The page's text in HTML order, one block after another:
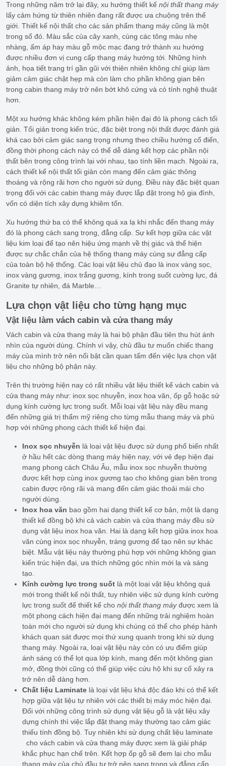
Trong những năm trở lại đây, xu hướng thiết kế nội thất thang máy
lấy cảm hứng từ thiên nhiên đang rất được ưa chuộng trên thế
giới. Thiết kế nội thất cho các sản phẩm thang máy cũng là một
trong số đó. Màu sắc của cây xanh, cùng các tông màu nhẹ
nhàng, ấm áp hay màu gỗ mộc mạc đang trở thành xu hướng
được nhiều đơn vị cung cấp thang máy hướng tới. Những hình
ảnh, họa tiết trang trí gần gũi với thiên nhiên không chỉ giúp làm
giảm cảm giác chật hẹp mà còn làm cho phần không gian bên
trong cabin thang máy trở nên bớt khô cứng và có tính nghệ thuật
hơn.
Một xu hướng khác không kém phần hiện đại đó là phong cách tối
giản. Tối giản trong kiến trúc, đặc biệt trong nội thất được đánh giá
khá cao bởi cảm giác sang trọng nhưng theo chiều hướng cổ điển,
đồng thời phong cách này có thể dễ dàng kết hợp các phần nội
thất bên trong công trình lại với nhau, tạo tính liền mạch. Ngoài ra,
cách thiết kế nội thất tối giản còn mang đến cảm giác thông
thoáng và rộng rãi hơn cho người sử dụng. Điều này đặc biệt quan
trọng đối với các cabin thang máy được lắp đặt trong hộ gia đình,
vốn có diện tích xây dựng khiêm tốn.
Xu hướng thứ ba có thể không quá xa lạ khi nhắc đến thang máy
đó là phong cách sang trọng, đẳng cấp. Sự kết hợp giữa các vật
liệu kim loại để tạo nên hiệu ứng mạnh về thị giác và thể hiện
được sự chắc chắn của hệ thống thang máy cùng sự đẳng cấp
của toàn bộ hệ thống. Các loại vật liệu chủ đạo là inox vàng sọc,
inox vàng gương, inox trắng gương, kính trong suốt cường lực, đá
Granite tự nhiên, đá Marble…
Lựa chọn vật liệu cho từng hạng mục
Vật liệu làm vách cabin và cửa thang máy
Vách cabin và cửa thang máy là hai bộ phận đầu tiên thu hút ánh
nhìn của người dùng. Chính vì vậy, chủ đầu tư muốn chiếc thang
máy của mình trở nên nổi bật cần quan tấm đến việc lựa chọn vật
liệu cho những bộ phận này.
Trên thị trường hiện nay có rất nhiều vật liệu thiết kế vách cabin và
cửa thang máy như: inox sọc nhuyễn, inox hoa văn, ốp gỗ hoặc sử
dụng kính cường lực trong suốt. Mỗi loại vật liệu này đều mang
đến những giá trị thẩm mỹ riêng cho từng mẫu thang máy và phù
hợp với những phong cách thiết kế hiện đại.
Inox sọc nhuyễn là loại vật liệu được sử dụng phổ biến nhất
ở hầu hết các dòng thang máy hiện nay, với vẻ đẹp hiện đại
mang phong cách Châu Âu, mẫu inox sọc nhuyễn thường
được kết hợp cùng inox gương tạo cho không gian bên trong
cabin được rộng rãi và mang đến cảm giác thoải mái cho
người dùng.
Inox hoa văn bao gồm hai dạng thiết kế cơ bản, một là dạng
thiết kế đồng bộ khi cả vách cabin và cửa thang máy đều sử
dụng vật liệu inox hoa văn. Hai là dạng kết hợp giữa inox hoa
văn cùng inox sọc nhuyễn, tráng gương để tạo nên sự khác
biệt. Mẫu vật liệu này thường phù hợp với những không gian
kiến trúc hiện đại, ưa thích những góc nhìn mới lạ và sáng
tạo.
Kính cường lực trong suốt là một loại vật liệu không quá
mới trong thiết kế nội thất, tuy nhiên việc sử dụng kính cường
lực trong suốt để thiết kế cho nội thất thang máyđược xem là
một phong cách hiện đại mang đến những trải nghiệm hoàn
toàn mới cho người sử dụng khi chúng có thể cho phép hành
khách quan sát được mọi thứ xung quanh trong khi sử dụng
thang máy. Ngoài ra, loại vật liệu này còn có ưu điểm giúp
ánh sáng có thể lọt qua lớp kính, mang đến một không gian
mở, đồng thời cũng có thể giúp việc cứu hộ khi sự cố xảy ra
trở nên dễ dàng hơn.
Chất liệu Laminate là loại vật liệu khá độc đáo khi có thể kết
hợp giữa vật liệu tự nhiên với các thiết bị máy móc hiện đại.
Đối với những công trình sử dụng vật liệu gỗ là vật liệu xây
dựng chính thì việc lắp đặt thang máy thường tạo cảm giác
thiếu tính đồng bộ. Tuy nhiên khi sử dụng chất liệu laminate
cho vách cabin và cửa thang máy được xem là giải pháp
khắc phục hạn chế trên. Kết hợp ốp gỗ sẽ đem lại cho mẫu
thang máy của chủ đầu tư trở nên sang trọng và đẳng cấp